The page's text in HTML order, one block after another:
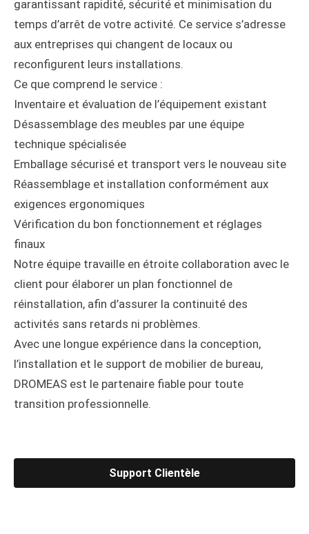
garantissant rapidité, sécurité et minimisation du
temps d’arrêt de votre activité. Ce service s’adresse
aux entreprises qui changent de locaux ou
reconfigurent leurs installations.
Ce que comprend le service :
Inventaire et évaluation de l’équipement existant
Désassemblage des meubles par une équipe
technique spécialisée
Emballage sécurisé et transport vers le nouveau site
Réassemblage et installation conformément aux
exigences ergonomiques
Vérification du bon fonctionnement et réglages
finaux
Notre équipe travaille en étroite collaboration avec le
client pour élaborer un plan fonctionnel de
réinstallation, afin d’assurer la continuité des
activités sans retards ni problèmes.
Avec une longue expérience dans la conception,
l’installation et le support de mobilier de bureau,
DROMEAS est le partenaire fiable pour toute
transition professionnelle.
Support Clientèle